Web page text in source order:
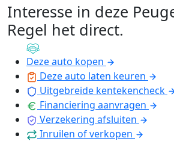
Interesse in deze
Regel het direct.
Deze auto kopen
Deze auto laten keuren
Uitgebreide kentekencheck
Financiering aanvragen
Verzekering afsluiten
Inruilen of verkopen